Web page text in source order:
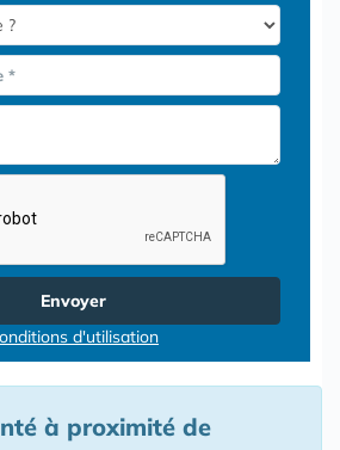
*
Envoyer
d'utilisation
à proximité de